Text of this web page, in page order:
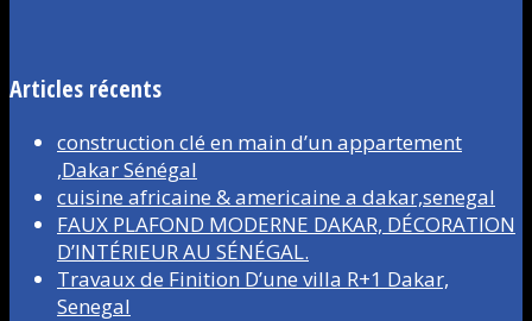
Articles récents
construction clé en main d’un appartement
,Dakar Sénégal
cuisine africaine & americaine a dakar,senegal
FAUX PLAFOND MODERNE DAKAR, DÉCORATION
D’INTÉRIEUR AU SÉNÉGAL.
Travaux de Finition D’une villa R+1 Dakar,
Senegal